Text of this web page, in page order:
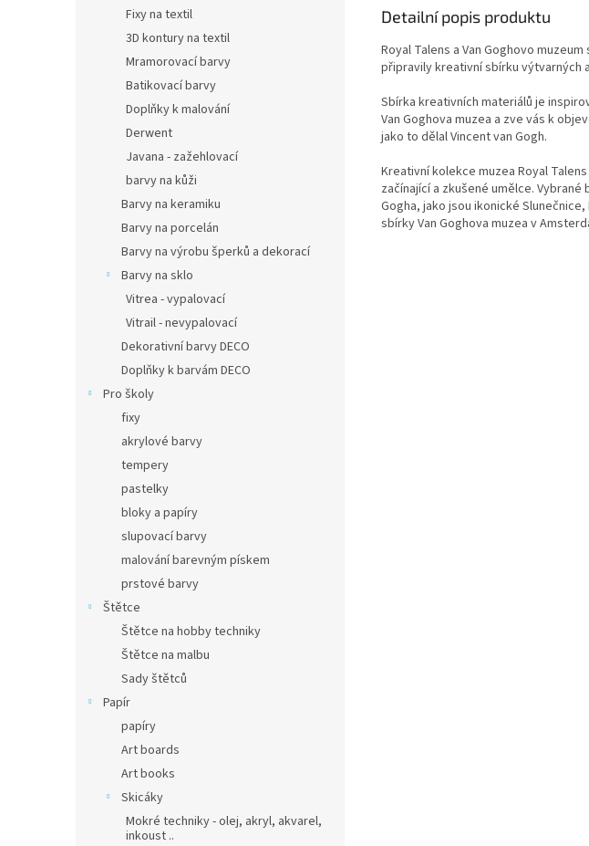
Fixy na textil
3D kontury na textil
Mramorovací barvy
Batikovací barvy
Doplňky k malování
Derwent
Javana - zažehlovací
barvy na kůži
Barvy na keramiku
Barvy na porcelán
Barvy na výrobu šperků a dekorací
Barvy na sklo
Vitrea - vypalovací
Vitrail - nevypalovací
Dekorativní barvy DECO
Doplňky k barvám DECO
Pro školy
fixy
akrylové barvy
tempery
pastelky
bloky a papíry
slupovací barvy
malování barevným pískem
prstové barvy
Štětce
Štětce na hobby techniky
Štětce na malbu
Sady štětců
Papír
papíry
Art boards
Art books
Skicáky
Mokré techniky - olej, akryl, akvarel,
inkoust ..
Detailní popis produktu
Royal Talens a Van Goghovo
připravily kreativní sbírku výtvarných
Sbírka kreativních materiálů je
Van Goghova muzea a zve vás k
jako to dělal Vincent van Gogh.
Kreativní kolekce muzea Royal
začínající a zkušené umělce.
Gogha, jako jsou ikonické
sbírky Van Goghova muzea v